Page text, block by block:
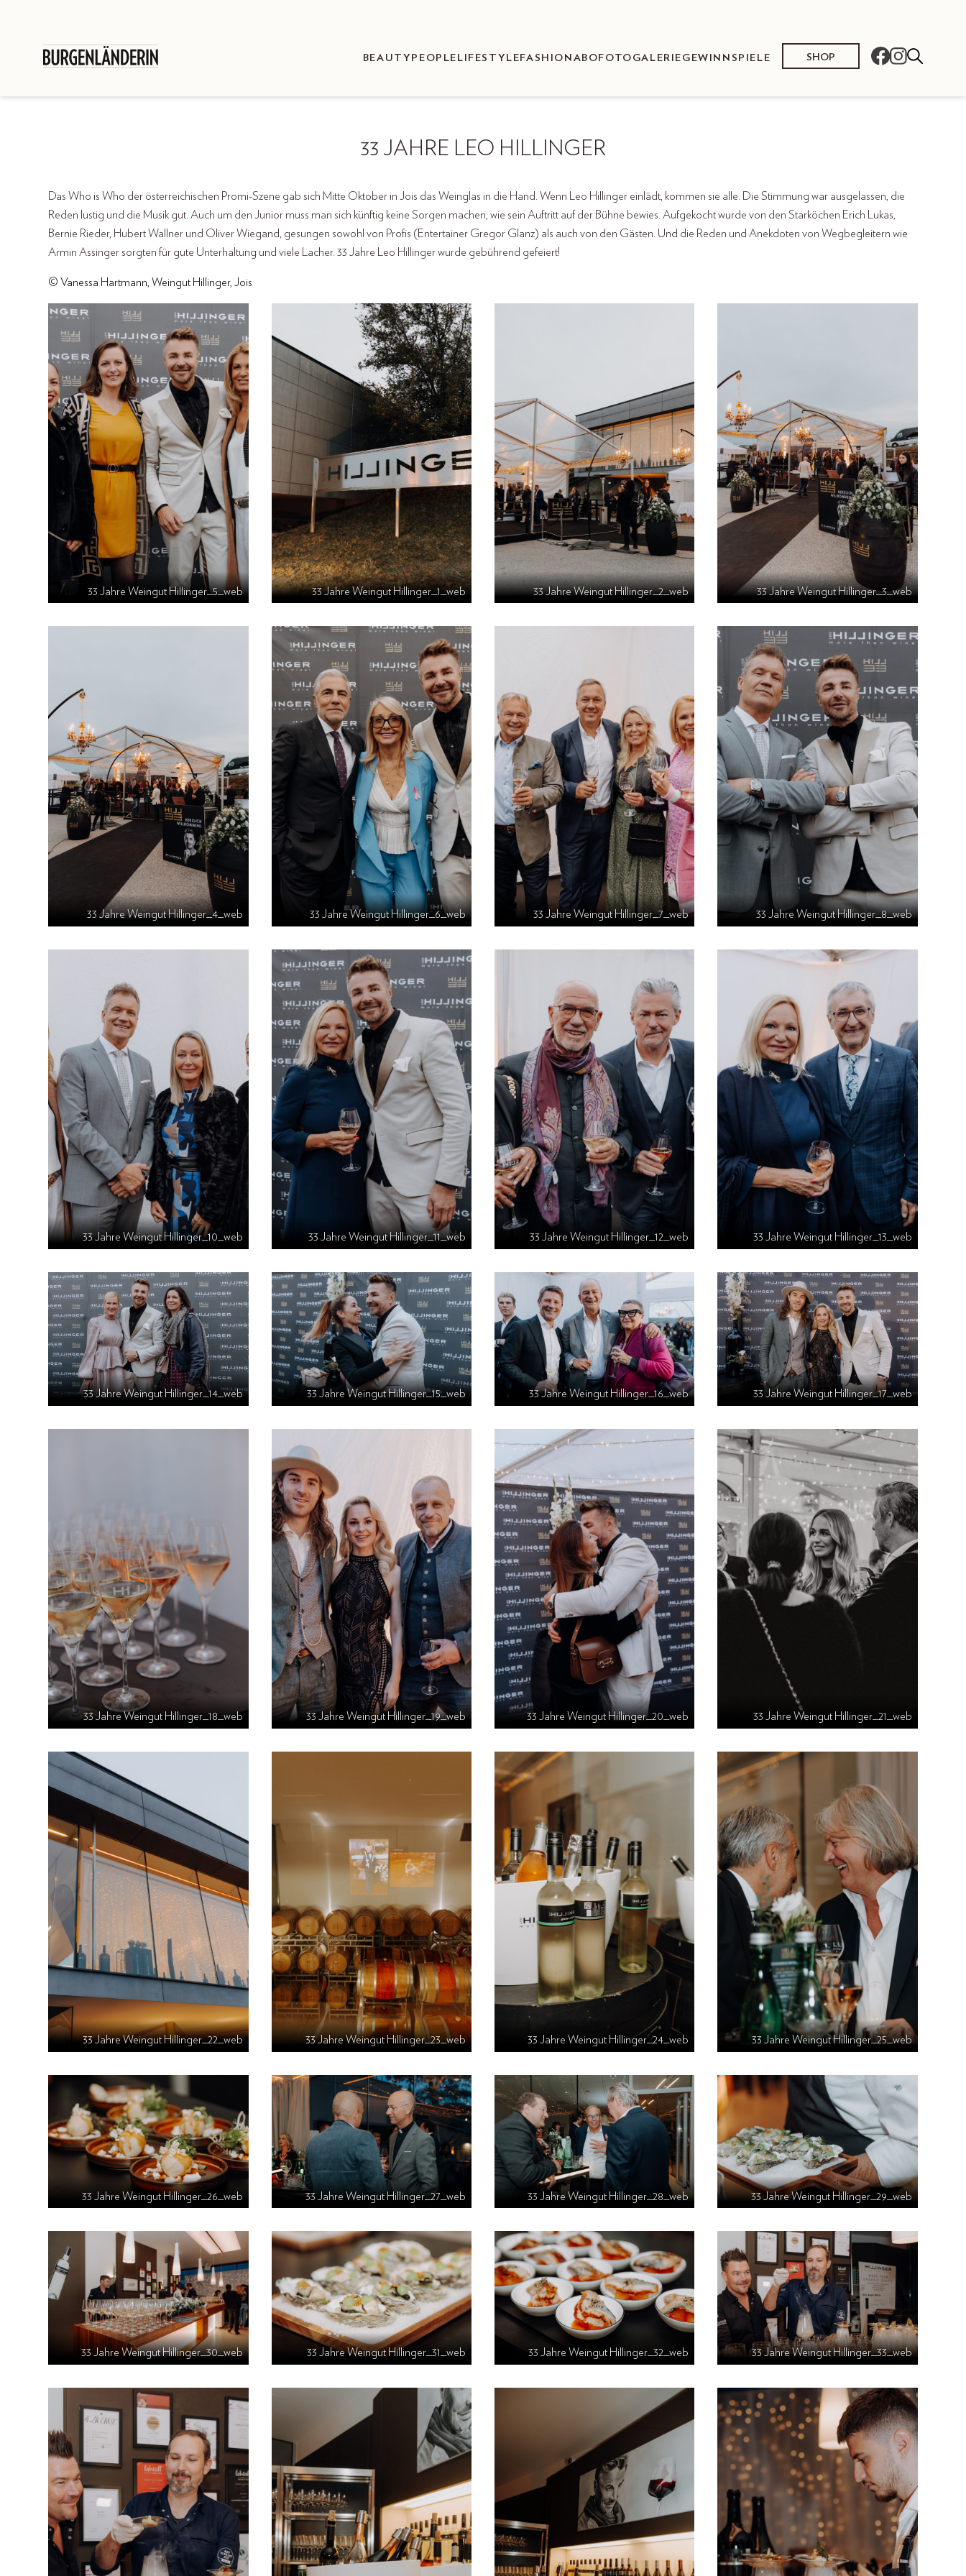
BEAUTY PEOPLE LIFESTYLEFASHION ABOFOTOGALERIE GEWINNSPIELE SHOP
33 JAHRE LEO HILLINGER
Das Who is Who der österreichischen Promi-Szene gab sich Mitte Oktober in Jois das Weinglas in die Hand. Wenn Leo Hillinger einlädt, kommen sie alle. Die Stimmung war ausgelassen, die
Reden lustig und die Musik gut. Auch um den Junior muss man sich künftig keine Sorgen machen, wie sein Auftritt auf der Bühne bewies. Aufgekocht wurde von den Starköchen Erich Lukas,
Bernie Rieder, Hubert Wallner und Oliver Wiegand, gesungen sowohl von Profis (Entertainer Gregor Glanz) als auch von den Gästen. Und die Reden und Anekdoten von Wegbegleitern wie
Armin Assinger sorgten für gute Unterhaltung und viele Lacher. 33 Jahre Leo Hillinger wurde gebührend gefeiert!
© Vanessa Hartmann, Weingut Hillinger, Jois
33 Jahre Weingut Hillinger_5_web 33 Jahre Weingut Hillinger_1_web 33 Jahre Weingut Hillinger_2_web 33 Jahre Weingut Hillinger_3_web
33 Jahre Weingut Hillinger_4_web 33 Jahre Weingut Hillinger_6_web 33 Jahre Weingut Hillinger_7_web 33 Jahre Weingut Hillinger_8_web
33 Jahre Weingut Hillinger_10_web 33 Jahre Weingut Hillinger_11_web 33 Jahre Weingut Hillinger_12_web 33 Jahre Weingut Hillinger_13_web
33 Jahre Weingut Hillinger_14_web 33 Jahre Weingut Hillinger_15_web 33 Jahre Weingut Hillinger_16_web 33 Jahre Weingut Hillinger_17_web
33 Jahre Weingut Hillinger_18_web 33 Jahre Weingut Hillinger_19_web 33 Jahre Weingut Hillinger_20_web 33 Jahre Weingut Hillinger_21_web
33 Jahre Weingut Hillinger_22_web 33 Jahre Weingut Hillinger_23_web 33 Jahre Weingut Hillinger_24_web 33 Jahre Weingut Hillinger_25_web
33 Jahre Weingut Hillinger_26_web 33 Jahre Weingut Hillinger_27_web 33 Jahre Weingut Hillinger_28_web 33 Jahre Weingut Hillinger_29_web
33 Jahre Weingut Hillinger_30_web 33 Jahre Weingut Hillinger_31_web 33 Jahre Weingut Hillinger_32_web 33 Jahre Weingut Hillinger_33_web